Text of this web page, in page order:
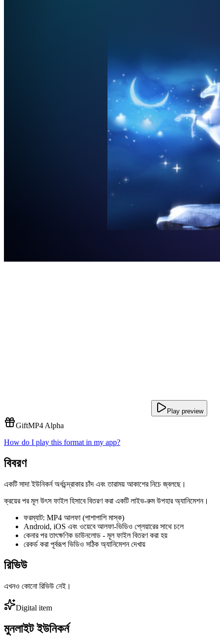
Play preview
GiftMP4 Alpha
How do I play this format in my app?
বিবরণ
একটি সাদা ইউনিকর্ন অর্ধচন্দ্রাকার চাঁদ এবং তারাময় আকাশের নিচে জ্বলছে।
ক্রয়ের পর মূল উৎস ফাইল হিসাবে বিতরণ করা একটি লাইভ-রুম উপহার অ্যানিমেশন।
ফরম্যাট: MP4 আলফা (পাশাপাশি মাস্ক)
Android, iOS এবং ওয়েবে আলফা-ভিডিও প্লেয়ারের সাথে চলে
কেনার পর তাৎক্ষণিক ডাউনলোড - মূল ফাইল বিতরণ করা হয়
রেকর্ড করা পূর্বরূপ ভিডিও সঠিক অ্যানিমেশন দেখায়
রিভিউ
এখনও কোনো রিভিউ নেই।
Digital item
মুনলাইট ইউনিকর্ন